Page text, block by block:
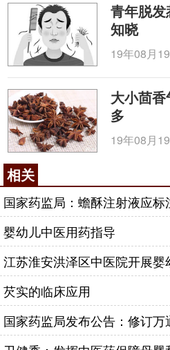
青年脱
知晓
19年08月
大小茴
多
19年08月
相关
婴幼儿中医用药指导
江苏淮安洪泽区中医院开展婴
芡实的临床应用
国家药监局发布公告：修订